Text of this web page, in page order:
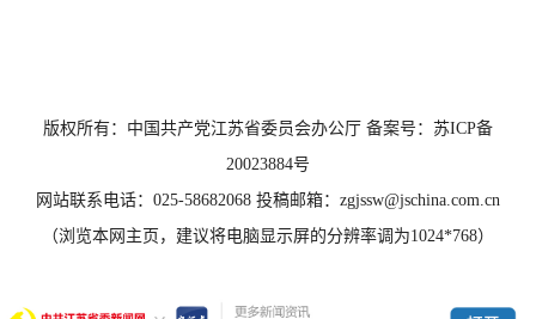
版权所有：中国共产党江苏省委员会办公厅 备案号：苏ICP备
20023884号
网站联系电话：025-58682068 投稿邮箱：zgjssw@jschina.com.cn
（浏览本网主页，建议将电脑显示屏的分辨率调为1024*768）